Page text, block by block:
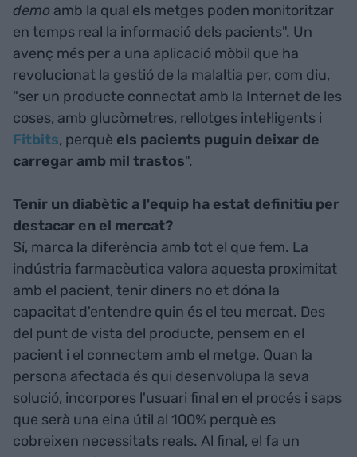
demo amb la qual els metges poden monitoritzar
en temps real la informació dels pacients". Un
avenç més per a una aplicació mòbil que ha
revolucionat la gestió de la malaltia per, com diu,
"ser un producte connectat amb la Internet de les
coses, amb glucòmetres, rellotges intel·ligents i
Fitbits, perquè els pacients puguin deixar de
carregar amb mil trastos".
Tenir un diabètic a l'equip ha estat definitiu per
destacar en el mercat?
Sí, marca la diferència amb tot el que fem. La
indústria farmacèutica valora aquesta proximitat
amb el pacient, tenir diners no et dóna la
capacitat d'entendre quin és el teu mercat. Des
del punt de vista del producte, pensem en el
pacient i el connectem amb el metge. Quan la
persona afectada és qui desenvolupa la seva
solució, incorpores l'usuari final en el procés i saps
que serà una eina útil al 100% perquè es
cobreixen necessitats reals. Al final, el fa un